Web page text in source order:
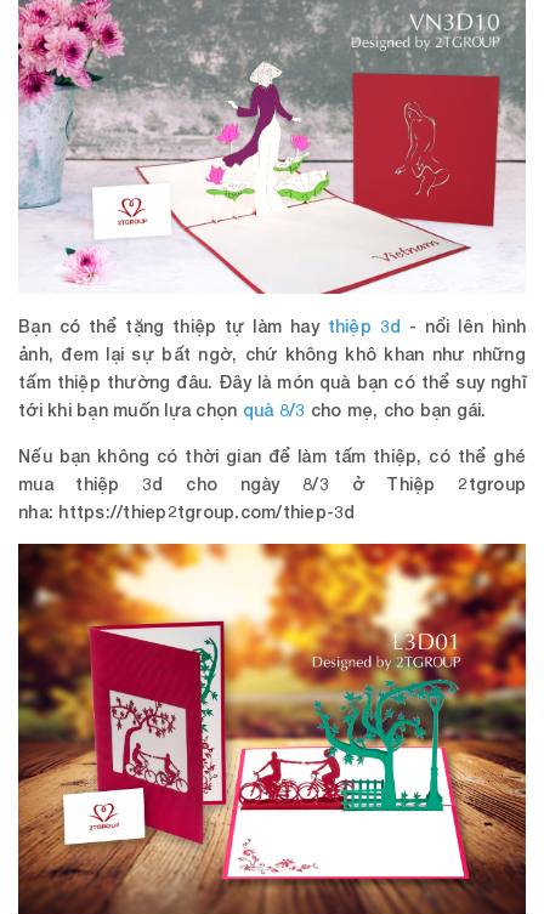
Bạn có thể tặng thiệp tự làm hay thiệp 3d - nổi lên hình
ảnh, đem lại sự bất ngờ, chứ không khô khan như những
tấm thiệp thường đâu. Đây là món quà bạn có thể suy nghĩ
tới khi bạn muốn lựa chọn quà 8/3 cho mẹ, cho bạn gái.
Nếu bạn không có thời gian để làm tấm thiệp, có thể ghé
mua thiệp 3d cho ngày 8/3 ở Thiệp 2tgroup
nha: https://thiep2tgroup.com/thiep-3d